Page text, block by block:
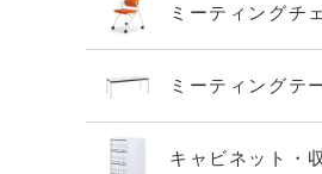
ミーティングチ
ミーティングテ
キャビネット・